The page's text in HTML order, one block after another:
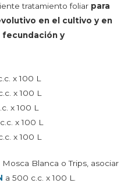
tratamiento foliar para
en el cultivo y en
y
x 100 L
100 L
100 L
100 L
100 L
Blanca o Trips, asociar
a 500 c.c. x 100 L.